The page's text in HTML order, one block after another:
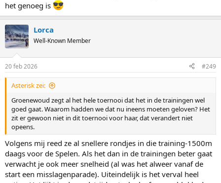
het genoeg is
Lorca
Well-Known Member
20 feb 2026 #249
Asterisk zei:
Groenewoud zegt al het hele toernooi dat het in de trainingen wel
goed gaat. Waarom hadden we dat nu ineens moeten geloven? Het
zit er gewoon niet in dit toernooi voor haar, dat verandert niet
opeens.
Volgens mij reed ze al snellere rondjes in die training-1500m
daags voor de Spelen. Als het dan in de trainingen beter gaat
verwacht je ook meer snelheid (al was het alweer vanaf de
start een misslagenparade). Uiteindelijk is het verval heel